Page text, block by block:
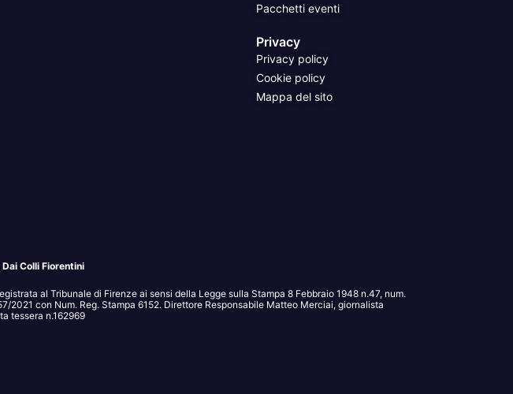
Pacchetti eventi
Privacy
Privacy policy
Cookie policy
Mappa del sito
Colli Fiorentini
al Tribunale di Firenze ai sensi della Legge sulla Stampa 8 Febbraio 1948 n.47, num.
2021 con Num. Reg. Stampa 6152. Direttore Responsabile Matteo Merciai, giornalista
tessera n.162969